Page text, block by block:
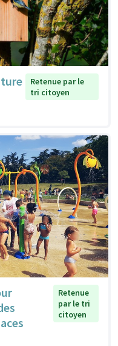
Retenue par le
tri citoyen
Retenue
par le tri
citoyen